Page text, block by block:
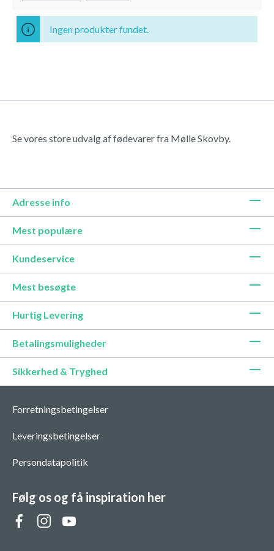
Ingen produkter fundet.
Se vores store udvalg af fødevarer fra Mølle Skovby.
Adresse info
Mest populære
Kundeservice
Mest besøgte
Hurtig Levering
Betalingsmuligheder
Sikkerhed & Tryghed
Forretningsbetingelser
Leveringsbetingelser
Persondatapolitik
Følg os og få inspiration her